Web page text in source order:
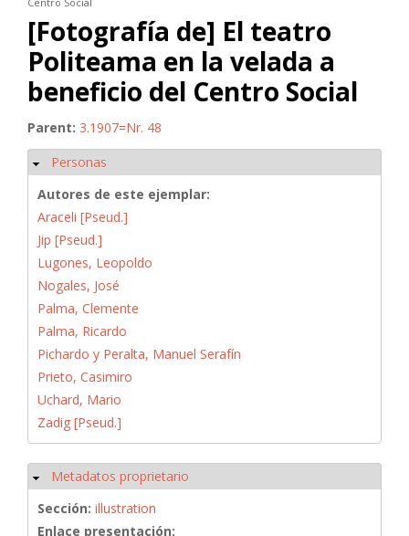
[Fotografía de] El teatro
Politeama en la velada a
beneficio del Centro Social
Parent: 3.1907=Nr. 48
Ocultar
Personas
Autores de este ejemplar:
Araceli [Pseud.]
Jip [Pseud.]
Lugones, Leopoldo
Nogales, José
Palma, Clemente
Palma, Ricardo
Pichardo y Peralta, Manuel Serafín
Prieto, Casimiro
Uchard, Mario
Zadig [Pseud.]
Ocultar
Metadatos proprietario
Sección: illustration
Enlace presentación: